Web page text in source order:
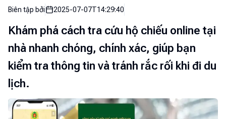
Biên tập bởi 2025-07-07T14:29:40
Khám phá cách tra cứu hộ chiếu online tại
nhà nhanh chóng, chính xác, giúp bạn
kiểm tra thông tin và tránh rắc rối khi đi du
lịch.